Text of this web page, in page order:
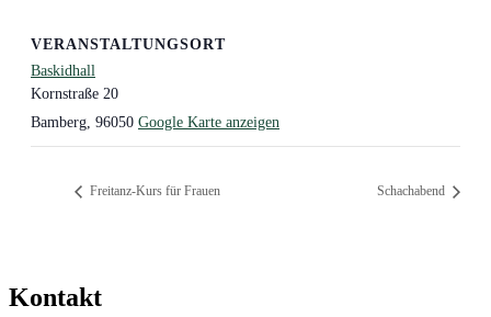
VERANSTALTUNGSORT
Baskidhall
Kornstraße 20
Bamberg 96050 Google Karte anzeigen
Freitanz-Kurs für Frauen Schachabend
Kontakt